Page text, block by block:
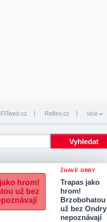
FITweb.cz Reflex.cz více
ŽHAVÉ DRBY
Trapas jako
hrom!
Brzobohatou
už bez Ondry
nepoznávají